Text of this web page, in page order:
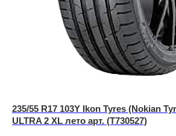
235/55 R17 103Y Ikon Tyres (Nokian
ULTRA 2 XL лето арт. (T730527)